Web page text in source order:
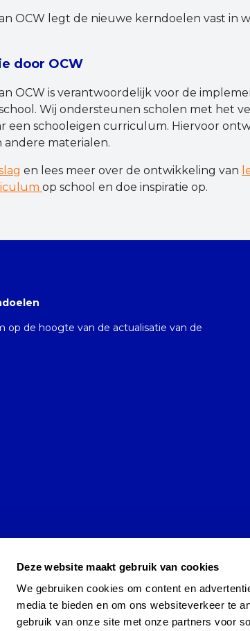
Deze website maakt gebruik van cookies
We gebruiken cookies om content en
media te bieden en om ons websiteverkeer te
gebruik van onze site met onze partners voor
OCW legt de nieuwe kerndoelen vast in
door OCW
OCW is verantwoordelijk voor de
Wij ondersteunen scholen met het
een schooleigen curriculum. Hiervoor
materialen.
en lees meer over de ontwikkeling van
op school en doe inspiratie op.
op de hoogte van de actualisatie van de
Sitemap